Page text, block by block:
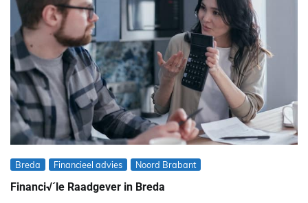
Breda Financieel advies Noord Brabant
Financi√´le Raadgever in Breda